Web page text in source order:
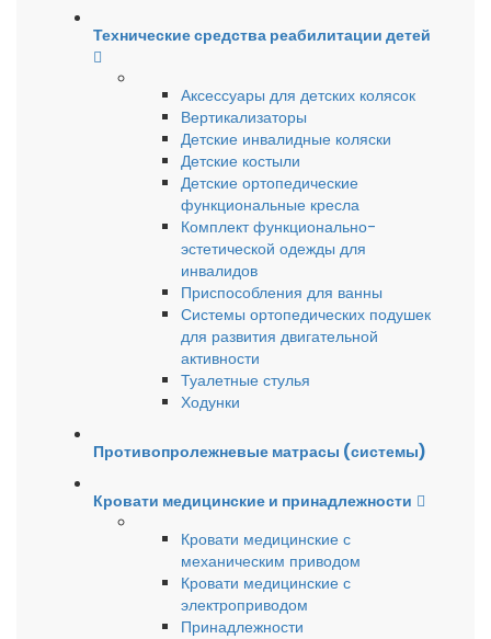
Технические средства реабилитации детей
Аксессуары для детских колясок
Вертикализаторы
Детские инвалидные коляски
Детские костыли
Детские ортопедические
функциональные кресла
Комплект функционально-
эстетической одежды для
инвалидов
Приспособления для ванны
Системы ортопедических подушек
для развития двигательной
активности
Туалетные стулья
Ходунки
Противопролежневые матрасы (системы)
Кровати медицинские и принадлежности
Кровати медицинские с
механическим приводом
Кровати медицинские с
электроприводом
Принадлежности